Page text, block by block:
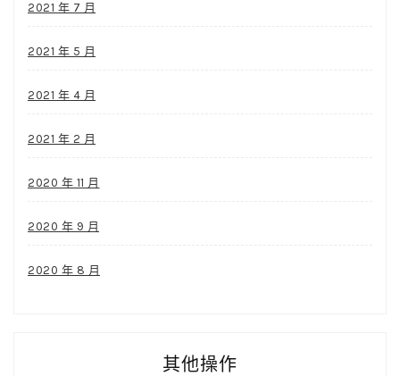
2021 年 7 月
2021 年 5 月
2021 年 4 月
2021 年 2 月
2020 年 11 月
2020 年 9 月
2020 年 8 月
其他操作